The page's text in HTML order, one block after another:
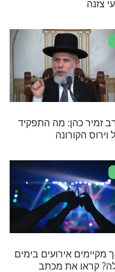
בבלגיה אשר
חלה
של ד"ר